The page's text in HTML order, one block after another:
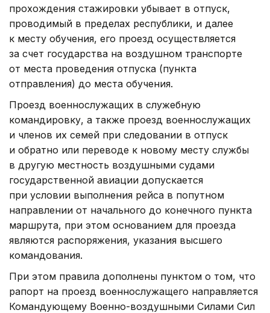
прохождения стажировки убывает в отпуск,
проводимый в пределах республики, и далее
к месту обучения, его проезд осуществляется
за счет государства на воздушном транспорте
от места проведения отпуска (пункта
отправления) до места обучения.
Проезд военнослужащих в служебную
командировку, а также проезд военнослужащих
и членов их семей при следовании в отпуск
и обратно или переводе к новому месту службы
в другую местность воздушными судами
государственной авиации допускается
при условии выполнения рейса в попутном
направлении от начального до конечного пункта
маршрута, при этом основанием для проезда
являются распоряжения, указания высшего
командования.
При этом правила дополнены пунктом о том, что
рапорт на проезд военнослужащего направляется
Командующему Военно-воздушными Силами Сил